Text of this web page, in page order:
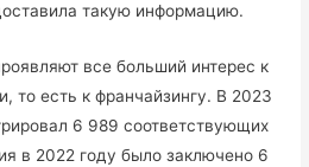
такую информацию.
все больший интерес к
то есть к франчайзингу. В 2023
6 989 соответствующих
в 2022 году было заключено 6